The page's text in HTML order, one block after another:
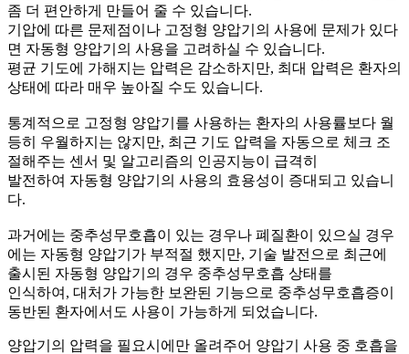
좀 더 편안하게 만들어 줄 수 있습니다.
기압에 따른 문제점이나 고정형 양압기의 사용에 문제가 있다
면 자동형 양압기의 사용을 고려하실 수 있습니다.
평균 기도에 가해지는 압력은 감소하지만, 최대 압력은 환자의
상태에 따라 매우 높아질 수도 있습니다.
통계적으로 고정형 양압기를 사용하는 환자의 사용률보다 월
등히 우월하지는 않지만, 최근 기도 압력을 자동으로 체크 조
절해주는 센서 및 알고리즘의 인공지능이 급격히
발전하여 자동형 양압기의 사용의 효용성이 증대되고 있습니
다.
과거에는 중추성무호흡이 있는 경우나 폐질환이 있으실 경우
에는 자동형 양압기가 부적절 했지만, 기술 발전으로 최근에
출시된 자동형 양압기의 경우 중추성무호흡 상태를
인식하여, 대처가 가능한 보완된 기능으로 중추성무호흡증이
동반된 환자에서도 사용이 가능하게 되었습니다.
양압기의 압력을 필요시에만 올려주어 양압기 사용 중 호흡을